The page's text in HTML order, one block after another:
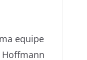
equipe